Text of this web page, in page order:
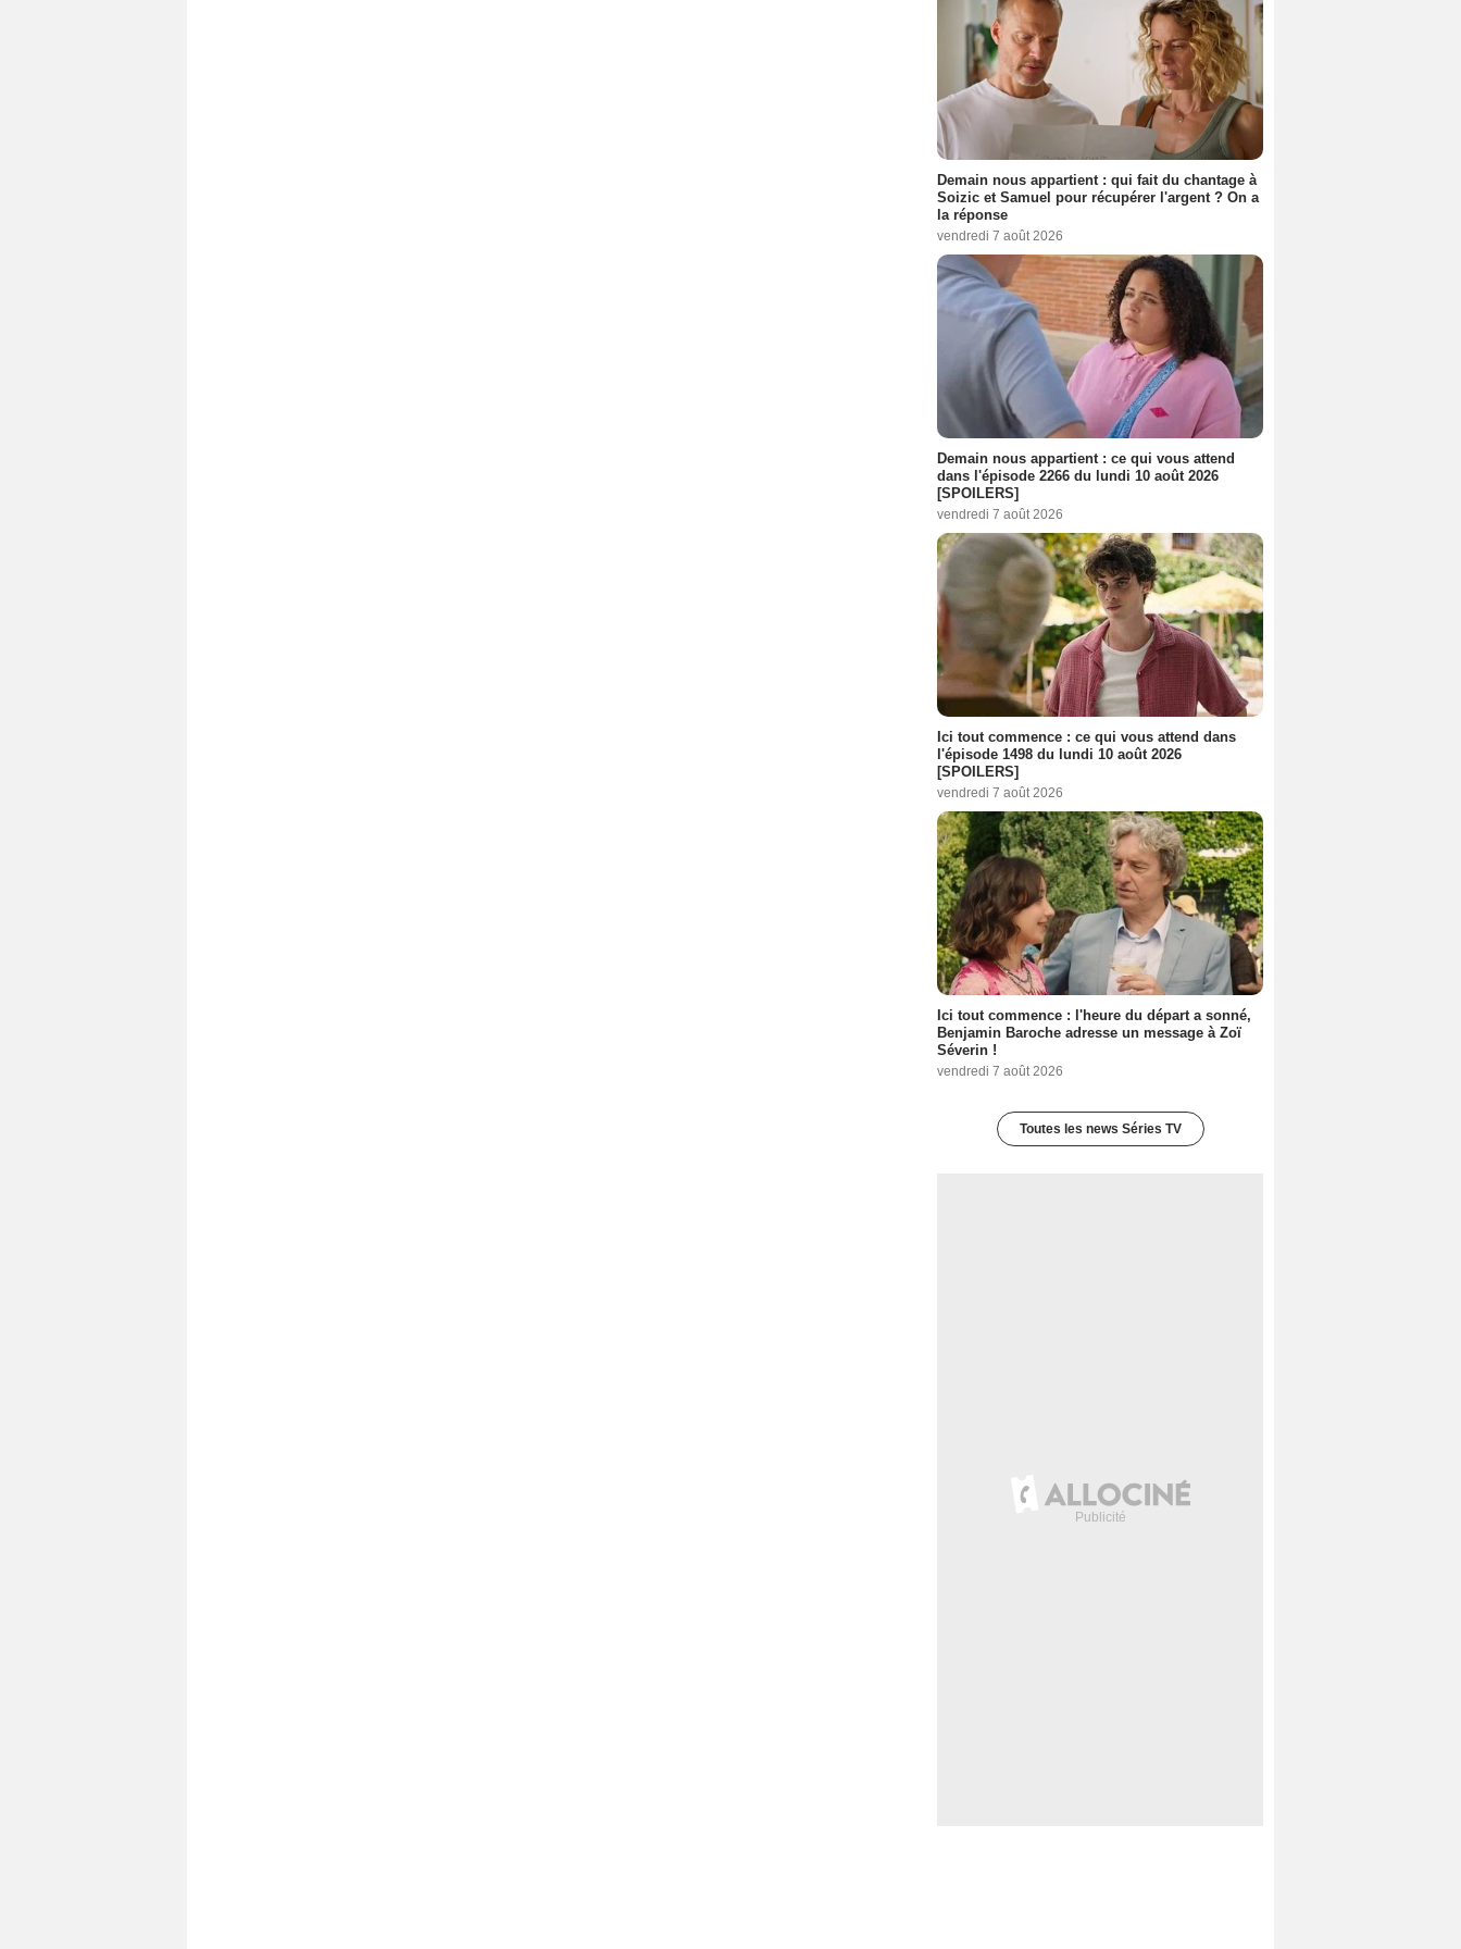
Demain nous appartient : qui fait du chantage à
Soizic et Samuel pour récupérer l'argent ? On a
la réponse
vendredi 7 août 2026
Demain nous appartient : ce qui vous attend
dans l'épisode 2266 du lundi 10 août 2026
[SPOILERS]
vendredi 7 août 2026
Ici tout commence : ce qui vous attend dans
l'épisode 1498 du lundi 10 août 2026
[SPOILERS]
vendredi 7 août 2026
Ici tout commence : l'heure du départ a sonné,
Benjamin Baroche adresse un message à Zoï
Séverin !
vendredi 7 août 2026
Toutes les news Séries TV